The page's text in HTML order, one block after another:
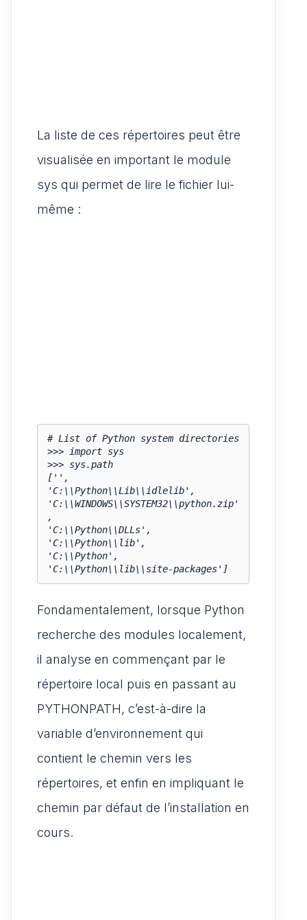
La liste de ces répertoires peut être
visualisée en important le module
sys qui permet de lire le fichier lui-
même :
# List of Python system directories
>>> import sys
>>> sys.path
['',
'C:\\Python\\Lib\\idlelib',
'C:\\WINDOWS\\SYSTEM32\\python.zip'
,
'C:\\Python\\DLLs',
'C:\\Python\\lib',
'C:\\Python',
Fondamentalement, lorsque Python
recherche des modules localement,
il analyse en commençant par le
répertoire local puis en passant au
PYTHONPATH, c’est-à-dire la
variable d’environnement qui
contient le chemin vers les
répertoires, et enfin en impliquant le
chemin par défaut de l’installation en
cours.